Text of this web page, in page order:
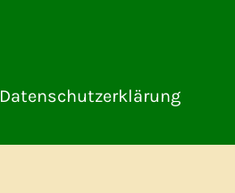
Datenschutzerklärung